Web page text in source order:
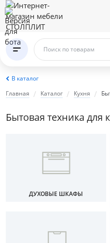
Поиск по товарам
В каталог
Главная
Каталог Кухня
Бытовая техника для
ДУХОВЫЕ ШКАФЫ